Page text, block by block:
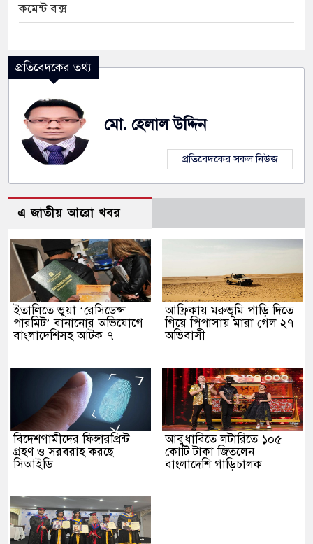
কমেন্ট বক্স
প্রতিবেদকের তথ্য
মো. হেলাল উদ্দিন
প্রতিবেদকের সকল নিউজ
এ জাতীয় আরো খবর
ইতালিতে ভুয়া ‘রেসিডেন্স
পারমিট’ বানানোর অভিযোগে
বাংলাদেশিসহ আটক ৭
আফ্রিকায় মরুভূমি পাড়ি দিতে
গিয়ে পিপাসায় মারা গেল ২৭
অভিবাসী
বিদেশগামীদের ফিঙ্গারপ্রিন্ট
গ্রহণ ও সরবরাহ করছে
সিআইডি
আবুধাবিতে লটারিতে ১০৫
কোটি টাকা জিতলেন
বাংলাদেশি গাড়িচালক